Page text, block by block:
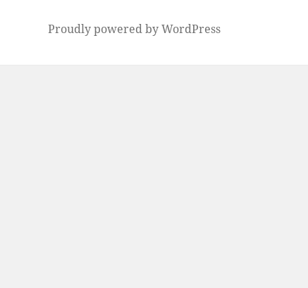
Proudly powered by WordPress